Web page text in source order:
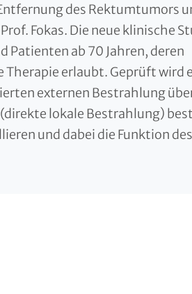
des Rektumtumors
Fokas. Die neue klinische
Patienten ab 70 Jahren, deren
erlaubt. Geprüft wird
externen Bestrahlung
lokale Bestrahlung)
und dabei die Funktion